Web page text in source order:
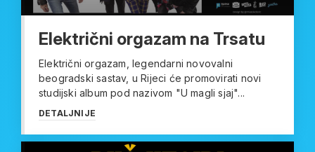
Električni orgazam na Trsatu
Električni orgazam, legendarni novovalni
beogradski sastav, u Rijeci će promovirati novi
studijski album pod nazivom "U magli sjaj"...
DETALJNIJE